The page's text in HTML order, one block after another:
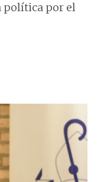
política por el